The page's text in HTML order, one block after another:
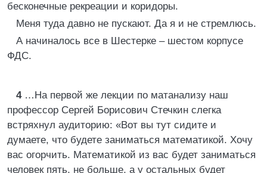
бесконечные рекреации и коридоры.
Меня туда давно не пускают. Да я и не стремлюсь.
А начиналось все в Шестерке – шестом корпусе
ФДС.
4…На первой же лекции по матанализу наш
профессор Сергей Борисович Стечкин слегка
встряхнул аудиторию: «Вот вы тут сидите и
думаете, что будете заниматься математикой. Хочу
вас огорчить. Математикой из вас будет заниматься
человек пять, не больше, а у остальных будет